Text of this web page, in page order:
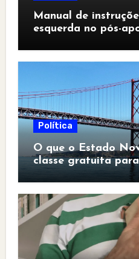
Manual de
esquerda no pós-
Política
O que o Estado
classe gratuita